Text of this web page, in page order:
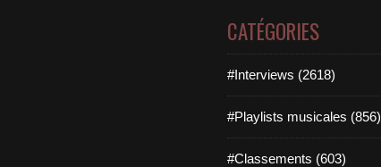
CATÉGORIES
#Interviews (2618)
#Playlists musicales (856)
#Classements (603)